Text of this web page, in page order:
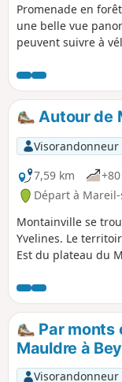
Promenade en
une belle vue
peuvent suivre à
Autour de
Visorandonneur
7,59 km
Départ à
Montainville se
Yvelines. Le
Est du plateau du
promontoire limité
nom de sources, le
l'Orme au Sud.
Par monts
Mauldre à
Visorandonneur